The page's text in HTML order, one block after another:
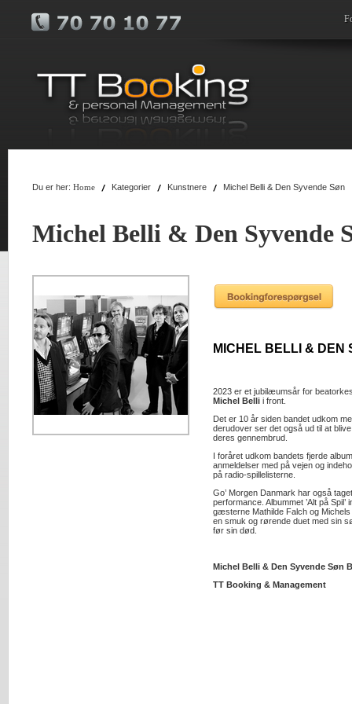
Du er her: Home Kategorier Kunstnere Michel Belli & Den Syvende Søn
Michel Belli & Den Syvende
MICHEL BELLI & DEN
2023 er et jubilæumsår for
Michel Belli i front.
Det er 10 år siden bandet udkom
derudover ser det også ud til at
deres gennembrud.
I foråret udkom bandets fjerde
anmeldelser med på vejen og
på radio-spillelisterne.
Go’ Morgen Danmark har også
performance. Albummet ’Alt på Spil’
gæsterne Mathilde Falch og
en smuk og rørende duet med sin
før sin død.
Michel Belli & Den Syvende Søn
TT Booking & Management